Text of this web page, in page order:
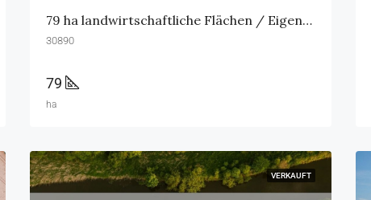
79 ha landwirtschaftliche Flächen / Eigenjagd (Nähe Barsinghausen)
30890
79
ha
VERKAUFT